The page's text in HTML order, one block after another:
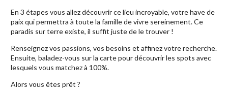
En 3 étapes vous allez découvrir ce lieu incroyable, votre have de
paix qui permettra à toute la famille de vivre sereinement. Ce
paradis sur terre existe, il suffit juste de le trouver !
Renseignez vos passions, vos besoins et affinez votre recherche.
Ensuite, baladez-vous sur la carte pour découvrir les spots avec
lesquels vous matchez à 100%.
Alors vous êtes prêt ?